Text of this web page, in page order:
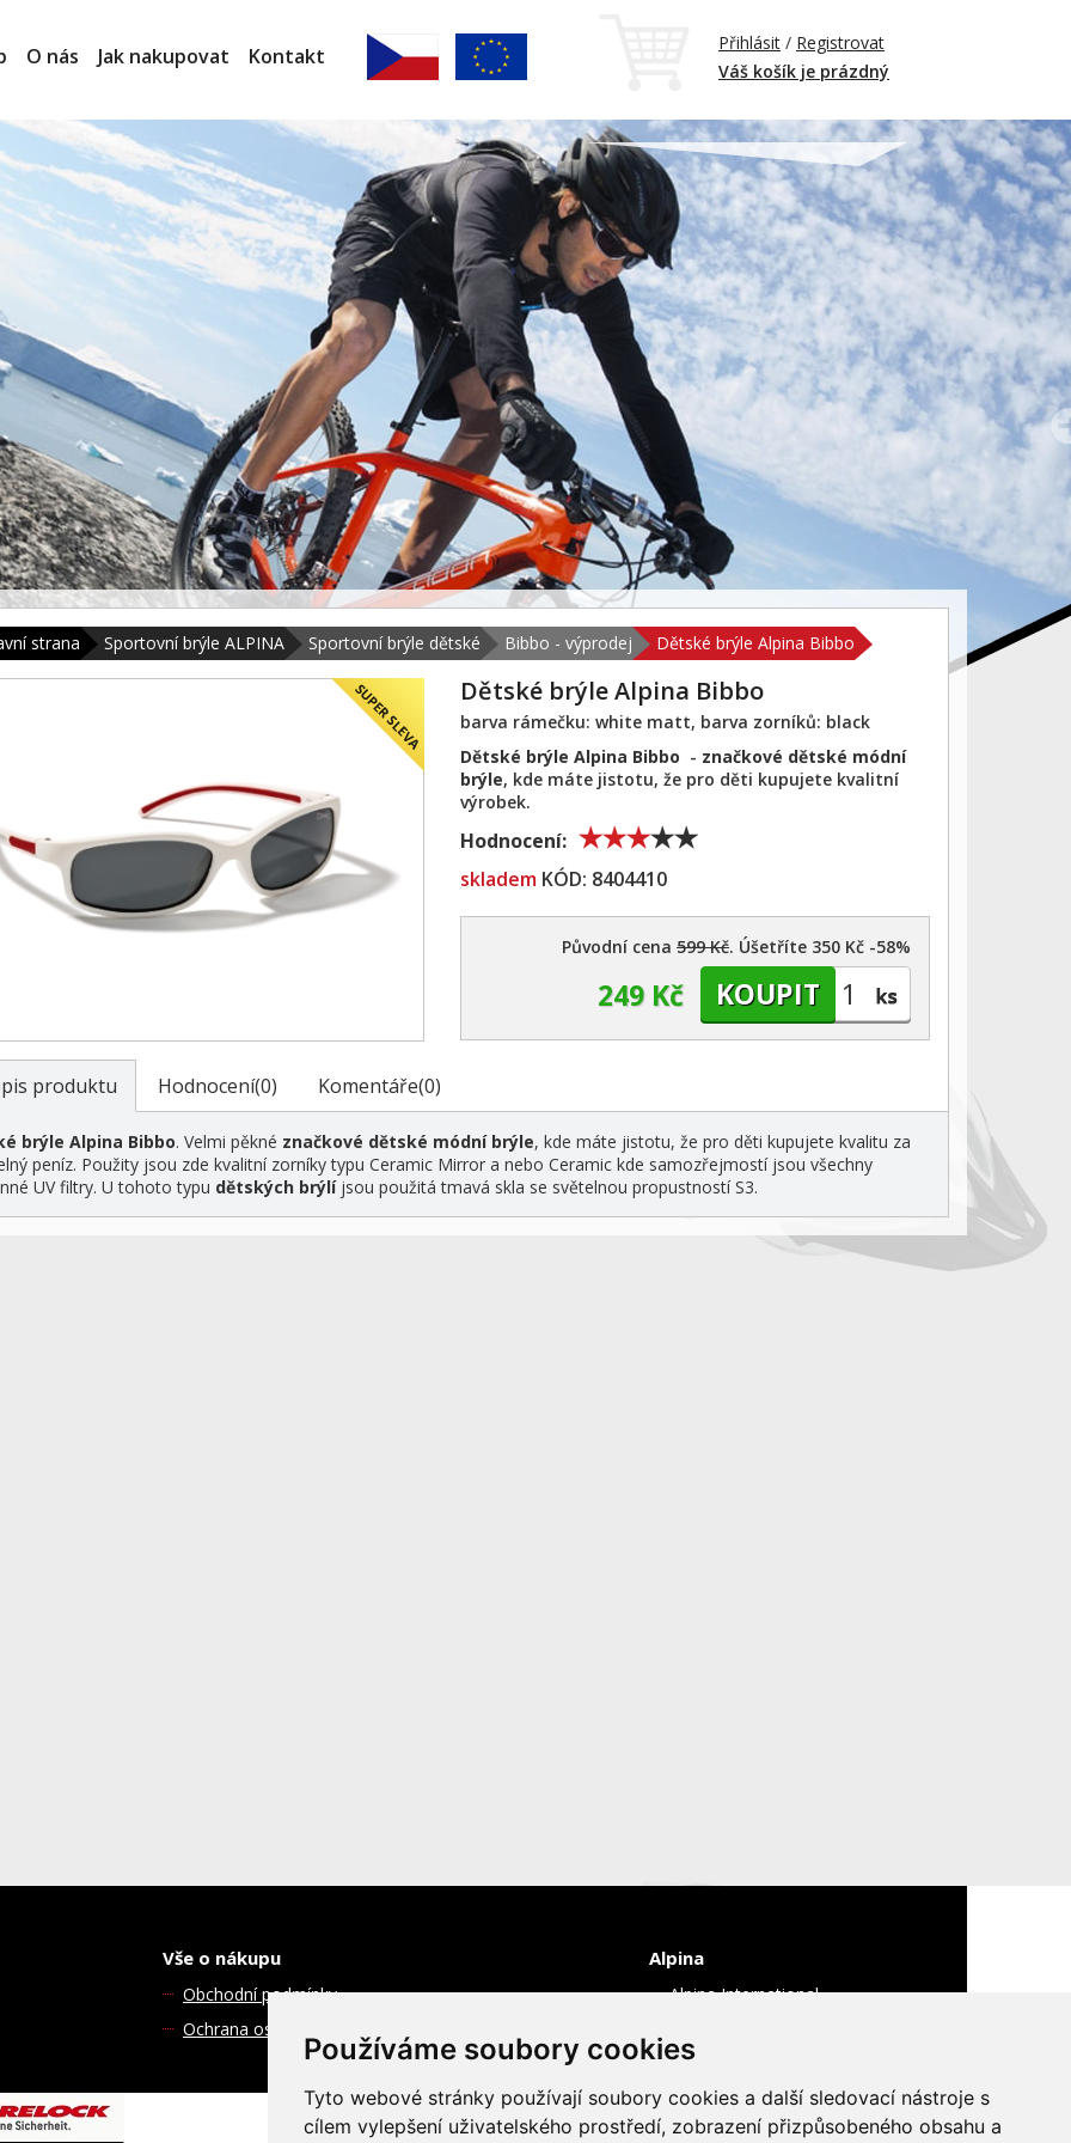
Používáme soubory cookies
Tyto webové stránky používají soubory cookies a další sledovací nástroje s
cílem vylepšení uživatelského prostředí, zobrazení přizpůsobeného obsahu a
O nás Jak nakupovat Kontakt
Přihlásit / Registrovat
Váš košík je prázdný
strana Sportovní brýle ALPINA Sportovní brýle dětské Bibbo - výprodej Dětské brýle Alpina Bibbo
Dětské brýle Alpina Bibbo
barva rámečku: white matt, barva zorníků: black
Dětské brýle Alpina Bibbo - značkové dětské módní
brýle, kde máte jistotu, že pro děti kupujete kvalitní
výrobek.
Hodnocení:
skladem KÓD: 8404410
Původní cena 599 Kč. Úšetříte 350 Kč -58%
249 Kč
produktu Hodnocení(0) Komentáře(0)
brýle Alpina Bibbo. Velmi pěkné značkové dětské módní brýle, kde máte jistotu, že pro děti kupujete kvalitu za
peníz. Použity jsou zde kvalitní zorníky typu Ceramic Mirror a nebo Ceramic kde samozřejmostí jsou všechny
UV filtry. U tohoto typu dětských brýlí jsou použitá tmavá skla se světelnou propustností S3.
Vše o nákupu
Obchodní podmínky
Ochrana osobních údajů
Alpina
Alpina International